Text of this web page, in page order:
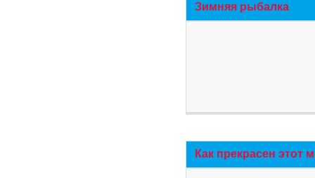
Зимняя рыбалка
Как прекрасен этот